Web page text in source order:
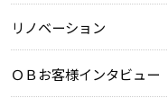
リノベーション
ＯＢお客様インタビュー